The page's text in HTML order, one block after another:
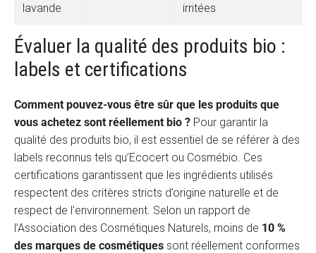
lavande
irritées
Évaluer la qualité des produits bio :
labels et certifications
Comment pouvez-vous être sûr que les produits que
vous achetez sont réellement bio ? Pour garantir la
qualité des produits bio, il est essentiel de se référer à des
labels reconnus tels qu’Ecocert ou Cosmébio. Ces
certifications garantissent que les ingrédients utilisés
respectent des critères stricts d’origine naturelle et de
respect de l’environnement. Selon un rapport de
l’Association des Cosmétiques Naturels, moins de 10 %
des marques de cosmétiques sont réellement conformes